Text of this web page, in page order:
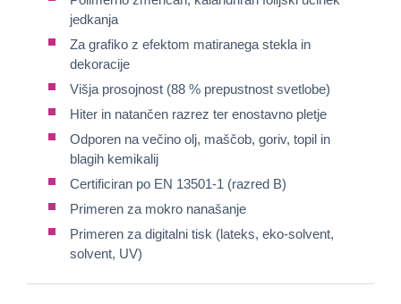
jedkanja
Za grafiko z efektom matiranega stekla in
dekoracije
Višja prosojnost (88 % prepustnost svetlobe)
Hiter in natančen razrez ter enostavno pletje
Odporen na večino olj, maščob, goriv, topil in
blagih kemikalij
Certificiran po EN 13501-1 (razred B)
Primeren za mokro nanašanje
Primeren za digitalni tisk (lateks, eko-solvent,
solvent, UV)